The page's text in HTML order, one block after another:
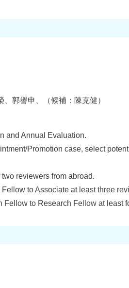
郭譽申、（候補：陳克健）
and Annual Evaluation.
Promotion case, select
reviewers from abroad.
to Associate at least three
Fellow to Research Fellow at least